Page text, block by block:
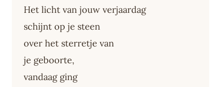
Het licht van jouw verjaardag
schijnt op je steen
over het sterretje van
je geboorte,
vandaag ging